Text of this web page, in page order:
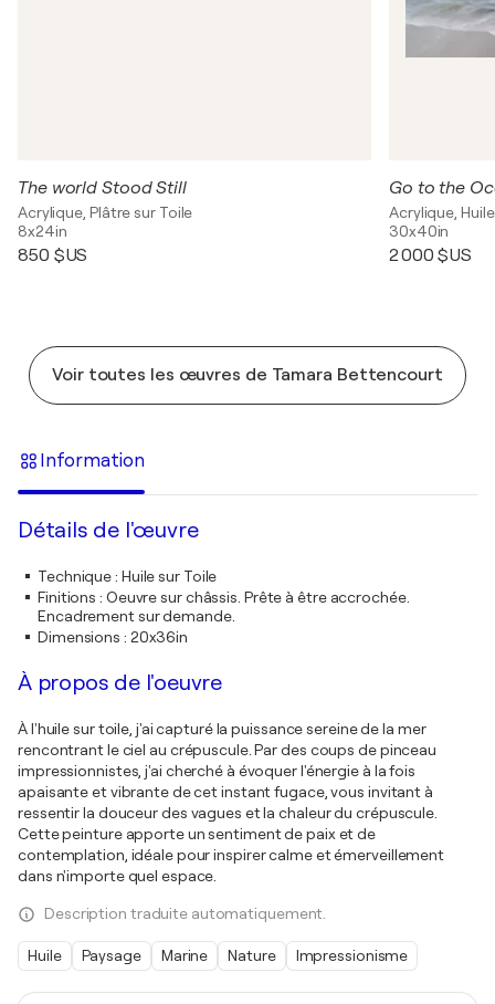
The world Stood Still
Acrylique, Plâtre sur Toile
8x24in
850 $US
Go to the
Acrylique,
30x40in
2 000 $US
Voir toutes les œuvres de Tamara Bettencourt
Information
Détails de l'œuvre
Technique: Huile sur Toile
Finitions : Oeuvre sur châssis. Prête à être accrochée.
Encadrement sur demande.
Dimensions : 20x36in
À propos de l'oeuvre
À l'huile sur toile, j'ai capturé la puissance sereine de la mer
rencontrant le ciel au crépuscule. Par des coups de pinceau
impressionnistes, j'ai cherché à évoquer l'énergie à la fois
apaisante et vibrante de cet instant fugace, vous invitant à
ressentir la douceur des vagues et la chaleur du crépuscule.
Cette peinture apporte un sentiment de paix et de
contemplation, idéale pour inspirer calme et émerveillement
dans n'importe quel espace.
Description traduite automatiquement.
Huile Paysage Marine Nature Impressionisme